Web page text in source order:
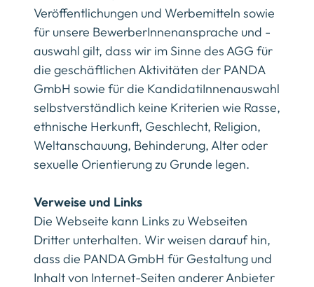
Veröffentlichungen und Werbemitteln sowie
für unsere BewerberInnenansprache und -
auswahl gilt, dass wir im Sinne des AGG für
die geschäftlichen Aktivitäten der PANDA
GmbH sowie für die KandidatiInnenauswahl
selbstverständlich keine Kriterien wie Rasse,
ethnische Herkunft, Geschlecht, Religion,
Weltanschauung, Behinderung, Alter oder
sexuelle Orientierung zu Grunde legen.
Verweise und Links
Die Webseite kann Links zu Webseiten
Dritter unterhalten. Wir weisen darauf hin,
dass die PANDA GmbH für Gestaltung und
Inhalt von Internet-Seiten anderer Anbieter